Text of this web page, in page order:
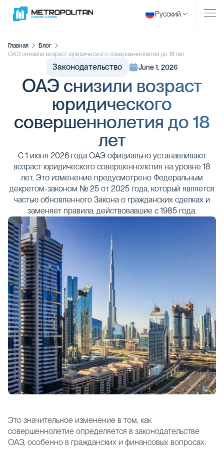
Русский
Главная
Блог
ОАЭ снизили возраст юридического совершеннолетия до 18 лет
Законодательство June 1, 2026
ОАЭ снизили возраст
юридического
совершеннолетия до 18
лет
С 1 июня 2026 года ОАЭ официально устанавливают
возраст юридического совершеннолетия на уровне 18
лет. Это изменение предусмотрено Федеральным
декретом-законом № 25 от 2025 года, который является
частью обновленного Закона о гражданских сделках и
заменяет правила, действовавшие с 1985 года.
Это значительное изменение в том, как
совершеннолетие определяется в законодательстве
ОАЭ, особенно в гражданских и финансовых вопросах.